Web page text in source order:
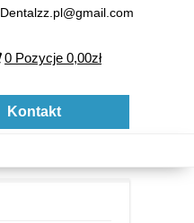
Dentalzz.pl@gmail.com
0 Pozycje 0,00zł
Kontakt